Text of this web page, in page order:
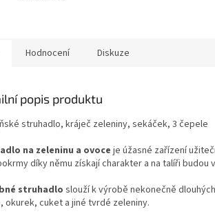
Hodnocení Diskuze
popis produktu
struhadlo, kráječ zeleniny, sekáček, 3 čepele
na zeleninu a ovoce je úžasné zařízení
díky němu získají charakter a na talíři budou
struhadlo slouží k výrobě nekonečně
okurek, cuket a jiné tvrdé zeleniny.